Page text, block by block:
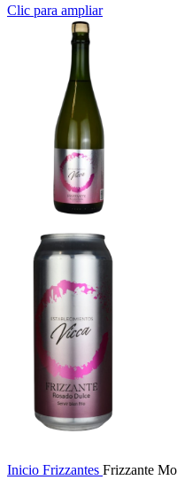
Clic para ampliar
Inicio Frizzantes Frizzante